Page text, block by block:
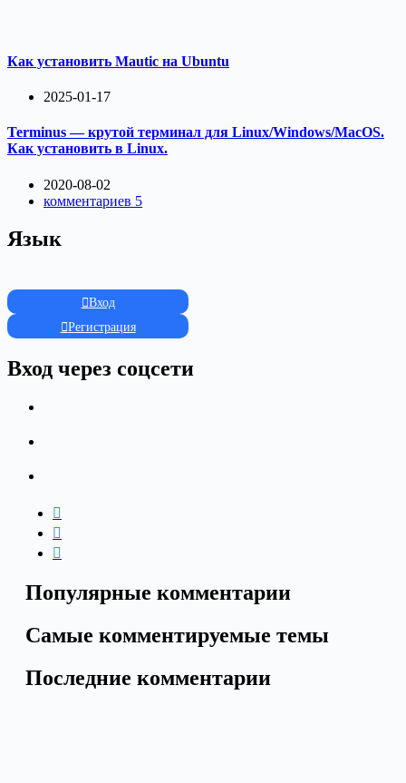
Как установить Mautic на Ubuntu
2025-01-17
Terminus — крутой терминал для Linux/Windows/MacOS.
Как установить в Linux.
2020-08-02
комментариев 5
Язык
Вход
Регистрация
Вход через соцсети
Популярные комментарии
Самые комментируемые темы
Последние комментарии